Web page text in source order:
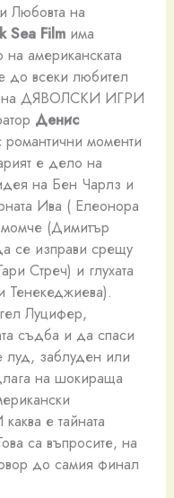
Любовта на
Sea Filmима
на американската
до всеки любител
на ДЯВОЛСКИ ИГРИ
Денис
моменти
е дело на
на Бен Чарлз и
Ива ( Елеонора
(Димитър
се изправи срещу
Стреч) и глухата
Тенекеджиева).
Луцифер,
съдба и да спаси
луд, заблуден или
на шокираща
е тайната
са въпросите, на
до самия финал